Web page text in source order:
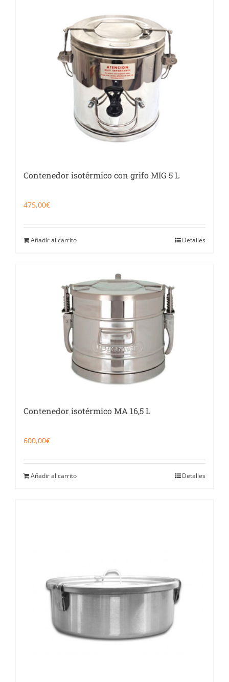
Contenedor isotérmico con grifo MIG 5 L
475,00€
Añadir al carrito Detalles
Contenedor isotérmico MA 16,5 L
600,00€
Añadir al carrito Detalles